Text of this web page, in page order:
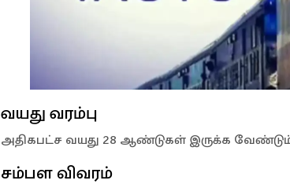
வயது வரம்பு
அதிகபட்ச வயது 28 ஆண்டுகள் இருக்க
சம்பள விவரம்